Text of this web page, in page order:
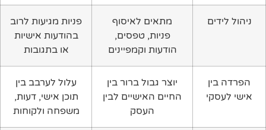
ניהול לידים
מתאים לאיסוף
פניות, טפסים,
הודעות וקמפיינים
פניות מגיעות לרוב
בהודעות אישיות
או בתגובות
הפרדה בין
אישי לעסקי
יוצר גבול ברור בין
החיים האישיים לבין
העסק
עלול לערבב בין
תוכן אישי, דעות,
משפחה ולקוחות